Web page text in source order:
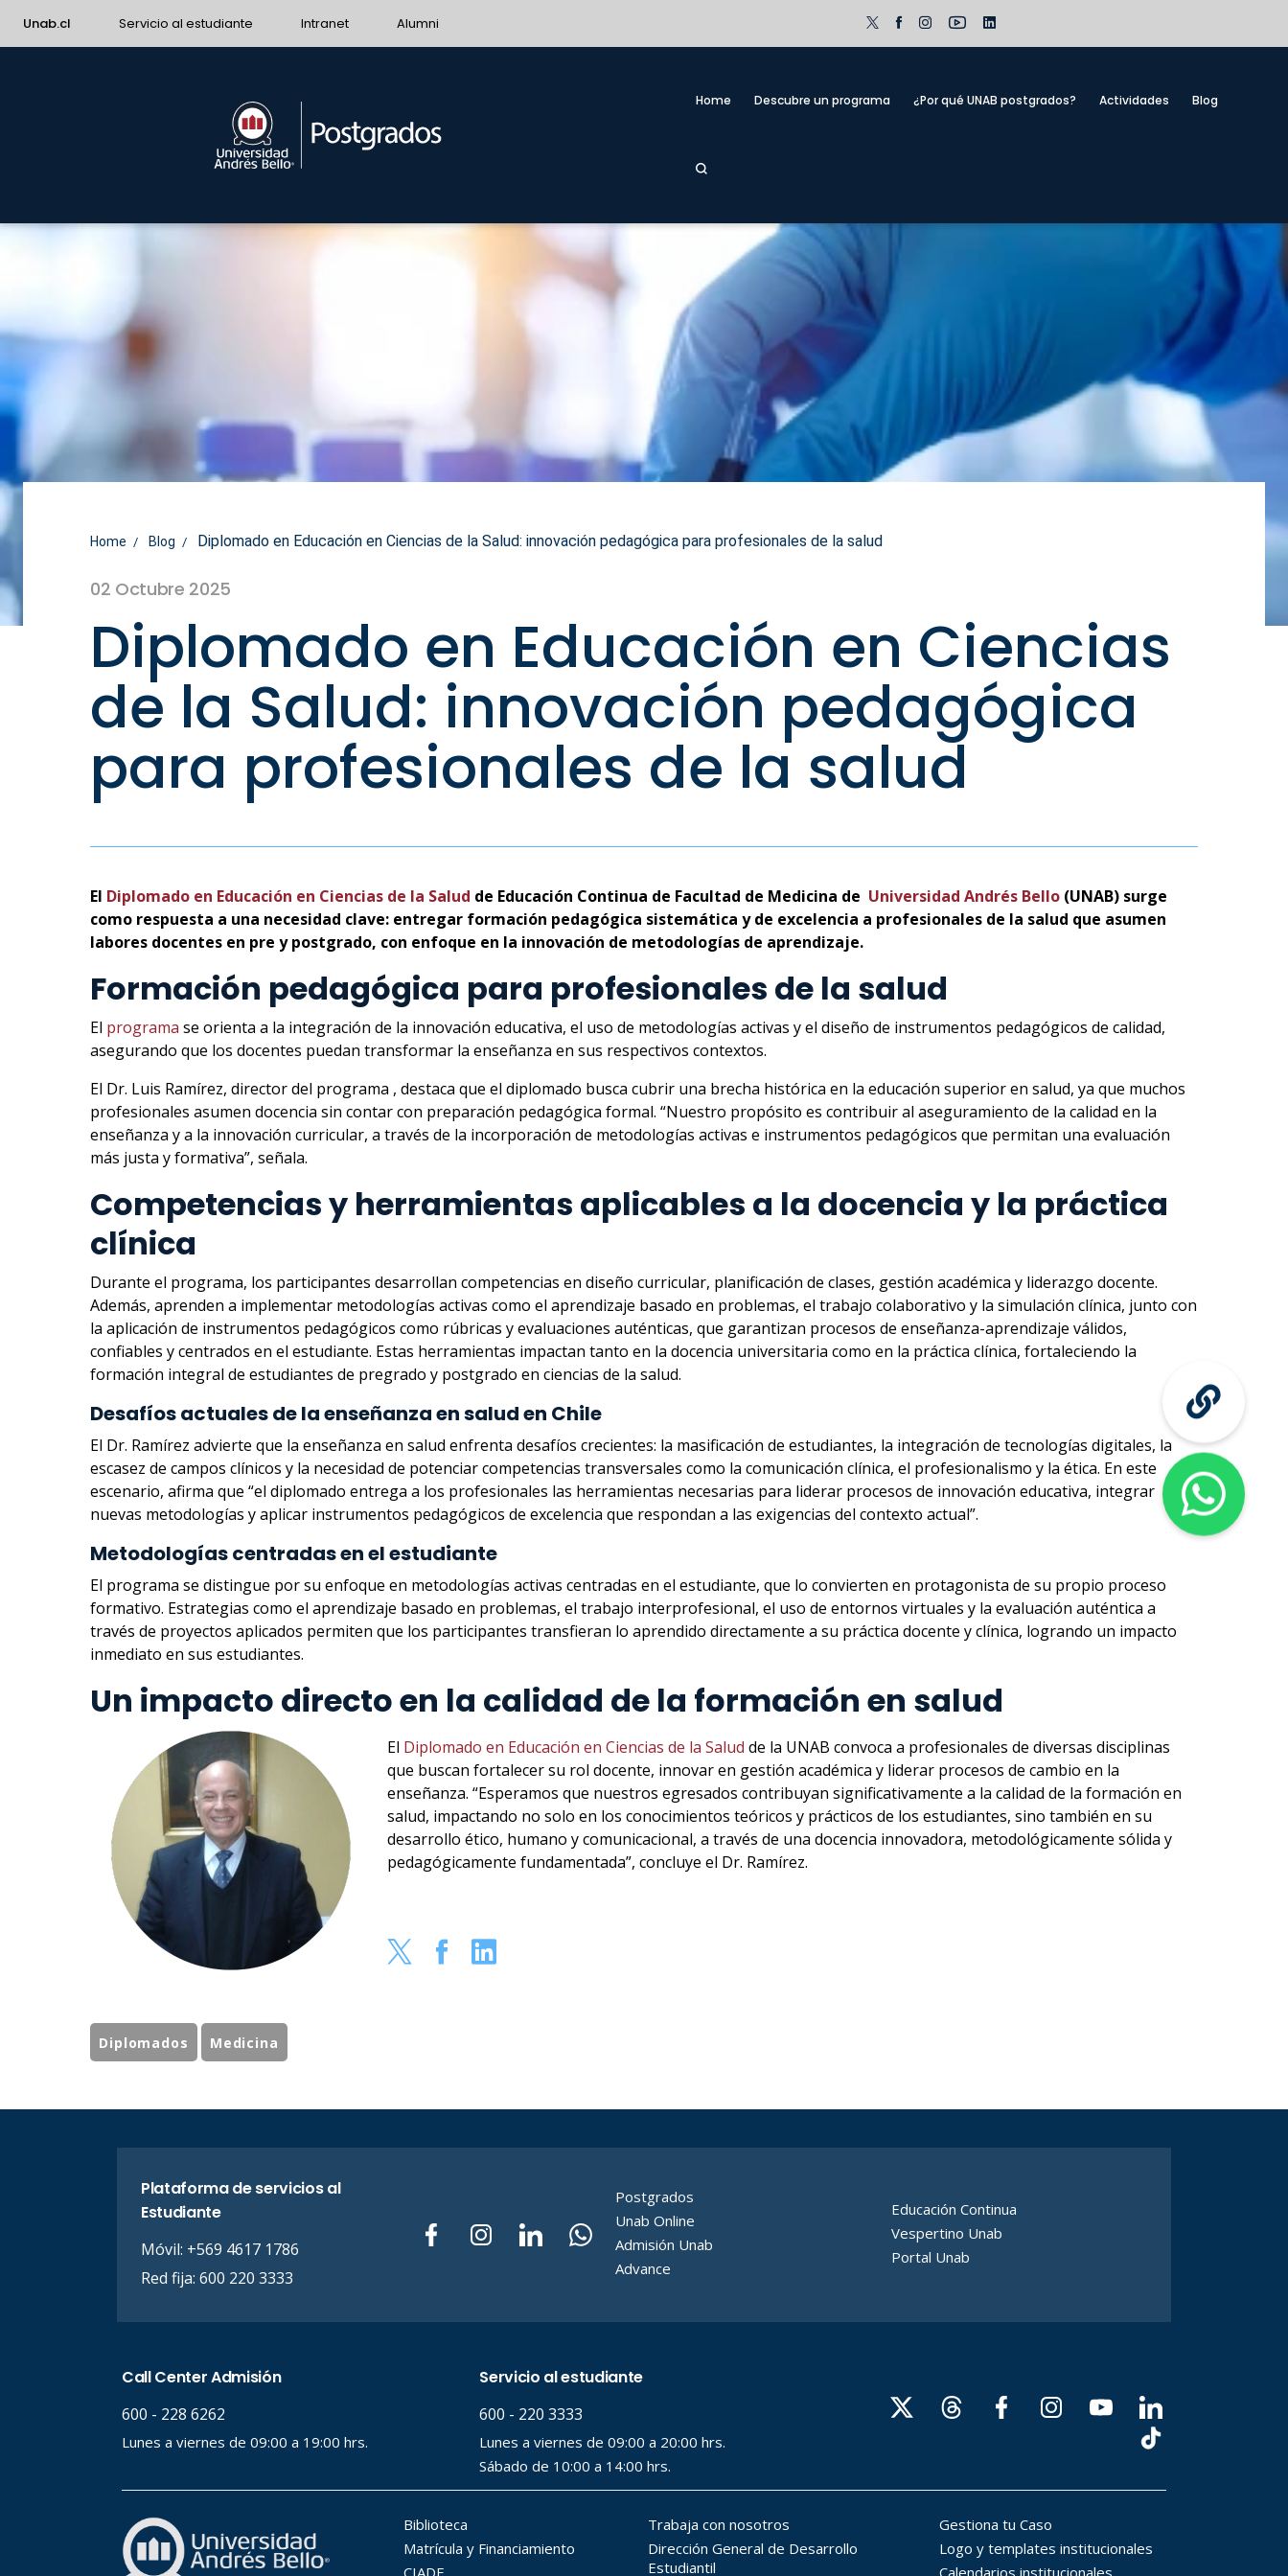
Unab.cl Servicio al estudiante Intranet Alumni
Home Descubre un programa ¿Por qué UNAB postgrados? Actividades Blog
Home Blog Diplomado en Educación en Ciencias de la Salud: innovación pedagógica para profesionales de la salud
02 Octubre 2025
Diplomado en Educación en Ciencias
de la Salud: innovación pedagógica
para profesionales de la salud
El Diplomado en Educación en Ciencias de la Salud de Educación Continua de Facultad de Medicina de Universidad Andrés Bello (UNAB) surge
como respuesta a una necesidad clave: entregar formación pedagógica sistemática y de excelencia a profesionales de la salud que asumen
labores docentes en pre y postgrado, con enfoque en la innovación de metodologías de aprendizaje.
Formación pedagógica para profesionales de la salud
El programa se orienta a la integración de la innovación educativa, el uso de metodologías activas y el diseño de instrumentos pedagógicos de calidad,
asegurando que los docentes puedan transformar la enseñanza en sus respectivos contextos.
El Dr. Luis Ramírez, director del programa , destaca que el diplomado busca cubrir una brecha histórica en la educación superior en salud, ya que muchos
profesionales asumen docencia sin contar con preparación pedagógica formal. “Nuestro propósito es contribuir al aseguramiento de la calidad en la
enseñanza y a la innovación curricular, a través de la incorporación de metodologías activas e instrumentos pedagógicos que permitan una evaluación
más justa y formativa”, señala.
Competencias y herramientas aplicables a la docencia y la práctica
clínica
Durante el programa, los participantes desarrollan competencias en diseño curricular, planificación de clases, gestión académica y liderazgo docente.
Además, aprenden a implementar metodologías activas como el aprendizaje basado en problemas, el trabajo colaborativo y la simulación clínica, junto con
la aplicación de instrumentos pedagógicos como rúbricas y evaluaciones auténticas, que garantizan procesos de enseñanza-aprendizaje válidos,
confiables y centrados en el estudiante. Estas herramientas impactan tanto en la docencia universitaria como en la práctica clínica, fortaleciendo la
formación integral de estudiantes de pregrado y postgrado en ciencias de la salud.
Desafíos actuales de la enseñanza en salud en Chile
El Dr. Ramírez advierte que la enseñanza en salud enfrenta desafíos crecientes: la masificación de estudiantes, la integración de tecnologías digitales, la
escasez de campos clínicos y la necesidad de potenciar competencias transversales como la comunicación clínica, el profesionalismo y la ética. En este
escenario, afirma que “el diplomado entrega a los profesionales las herramientas necesarias para liderar procesos de innovación educativa, integrar
nuevas metodologías y aplicar instrumentos pedagógicos de excelencia que respondan a las exigencias del contexto actual”.
Metodologías centradas en el estudiante
El programa se distingue por su enfoque en metodologías activas centradas en el estudiante, que lo convierten en protagonista de su propio proceso
formativo. Estrategias como el aprendizaje basado en problemas, el trabajo interprofesional, el uso de entornos virtuales y la evaluación auténtica a
través de proyectos aplicados permiten que los participantes transfieran lo aprendido directamente a su práctica docente y clínica, logrando un impacto
inmediato en sus estudiantes.
Un impacto directo en la calidad de la formación en salud
El Diplomado en Educación en Ciencias de la Salud de la UNAB convoca a profesionales de diversas disciplinas
que buscan fortalecer su rol docente, innovar en gestión académica y liderar procesos de cambio en la
enseñanza. “Esperamos que nuestros egresados contribuyan significativamente a la calidad de la formación en
salud, impactando no solo en los conocimientos teóricos y prácticos de los estudiantes, sino también en su
desarrollo ético, humano y comunicacional, a través de una docencia innovadora, metodológicamente sólida y
pedagógicamente fundamentada”, concluye el Dr. Ramírez.
Diplomados Medicina